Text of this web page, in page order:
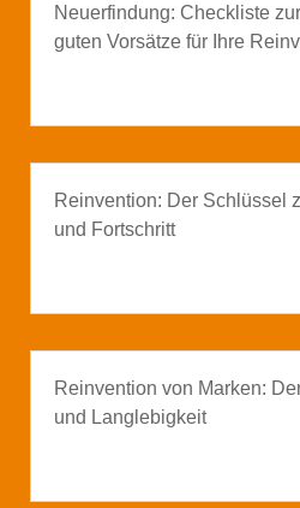
Neuerfindung: Checkliste
guten Vorsätze für Ihre
Reinvention: Der Schlüssel
und Fortschritt
Reinvention von Marken:
und Langlebigkeit